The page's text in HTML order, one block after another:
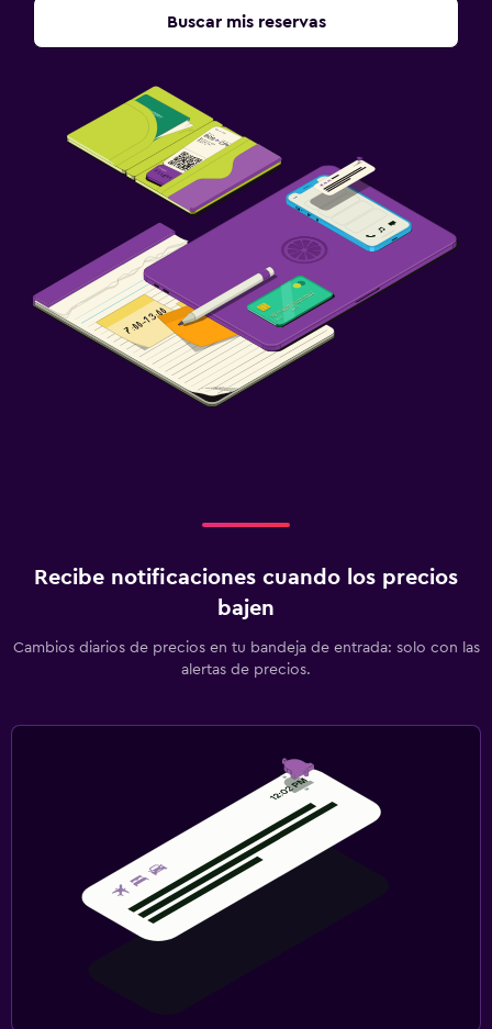
Buscar mis reservas
Recibe notificaciones cuando los precios
bajen
Cambios diarios de precios en tu bandeja de entrada: solo con las
alertas de precios.